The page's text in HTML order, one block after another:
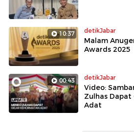
10:37 detikJabar
Malam
Awards 2025
00:43 detikJabar
Video:
Zulhas
Adat